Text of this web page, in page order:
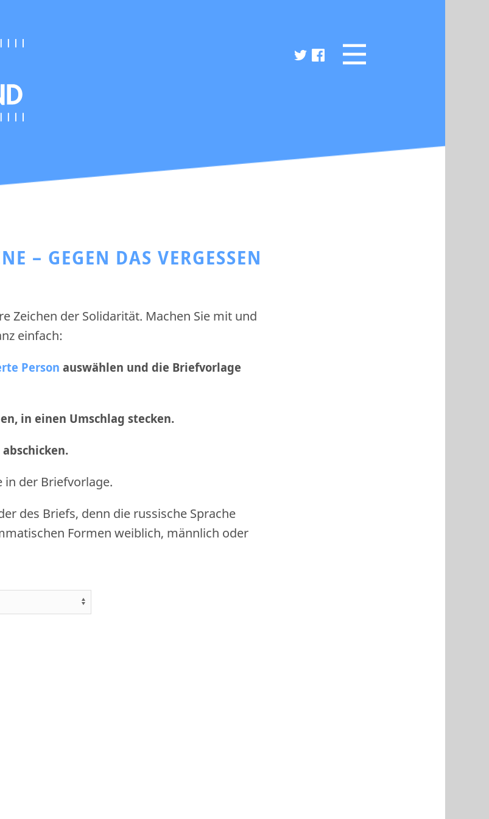
– GEGEN DAS VERGESSEN
Zeichen der Solidarität. Machen Sie mit und
einfach:
Person auswählen und die Briefvorlage
in einen Umschlag stecken.
.
der Briefvorlage.
des Briefs, denn die russische Sprache
Formen weiblich, männlich oder